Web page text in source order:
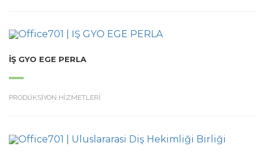
İŞ GYO EGE PERLA
PRODÜKSİYON HİZMETLERİ